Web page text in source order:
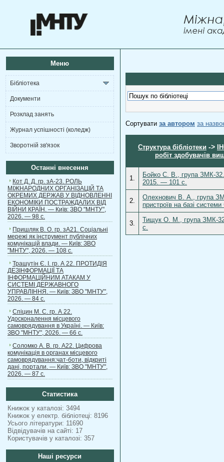
Меню
Бібліотека
Документи
Розклад занять
Журнал успішності (коледж)
Зворотній зв'язок
Останні внесення
Кот Д. Д. гр. зА-23. РОЛЬ
МІЖНАРОДНИХ ОРГАНІЗАЦІЙ ТА
ОКРЕМИХ ДЕРЖАВ У ВІДНОВЛЕННІ
ЕКОНОМІКИ ПОСТРАЖДАЛИХ ВІД
ВІЙНИ КРАЇН. — Київ: ЗВО "МНТУ",
2026. — 98 с.
Пришляк В. О. гр. зА21. Соціальні
мережі як інструмент публічних
комунікацій влади. — Київ: ЗВО
"МНТУ", 2026. — 108 с.
Трашутін Є. І. гр. А 22. ПРОТИДІЯ
ДЕЗІНФОРМАЦІЇ ТА
ІНФОРМАЦІЙНИМ АТАКАМ У
СИСТЕМІ ДЕРЖАВНОГО
УПРАВЛІННЯ. — Київ: ЗВО "МНТУ",
2026. — 84 с.
Спіцин М. С. гр. А 22.
Удосконалення місцевого
самоврядування в Україні. — Київ:
ЗВО "МНТУ", 2026. — 66 с.
Соломко А. В. гр. А22. Цифрова
комунікація в органах місцевого
самоврядування:чат-боти, відкриті
дані, портали. — Київ: ЗВО "МНТУ",
2026. — 87 с.
Статистика
Книжок у каталозі: 3494
Книжок у електр. бібліотеці: 8196
Усього літератури: 11690
Відвідувачів на сайті: 17
Користувачів у каталозі: 357
Наші ресурси
Сортувати за автором за
Структура бібліотеки ->
робіт здобувачів
1.
Бойко С. В., група ЗМК-32.
2015. — 101 c.
2.
Олехнович В. А., група
пристроїв на базі
3.
Тищук О. М., група ЗМК-
c.